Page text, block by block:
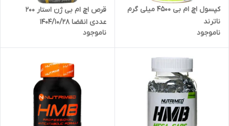
کپسول اچ ام بی 4500 میلی گرم
ناترند
ناموجود
قرص اچ ام بی ژن استار 200
عددی انقضا 1404/10/28
ناموجود